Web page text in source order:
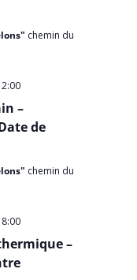
chemin du
–
de
chemin du
–